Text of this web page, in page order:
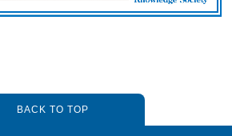
BACK TO TOP